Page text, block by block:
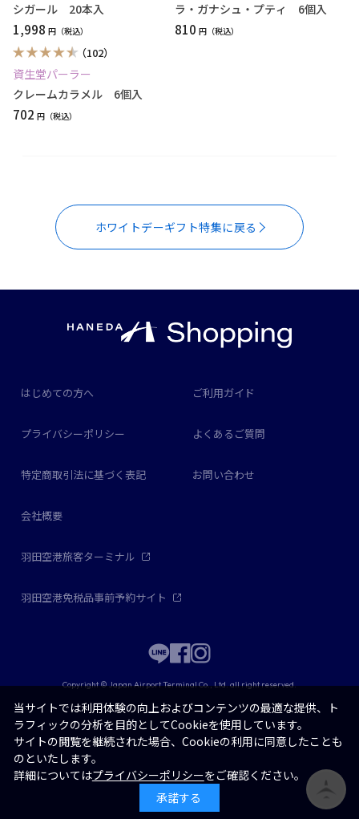
シガール 20本入
1,998 円
ラ・ガナシュ・プティ 6個入
810 円
（102）
資生堂パーラー
クレームカラメル 6個入
702 円
ホワイトデーギフト特集に戻る
はじめての方へ ご利用ガイド
プライバシーポリシー よくあるご質問
特定商取引法に基づく表記 お問い合わせ
会社概要
羽田空港旅客ターミナル
羽田空港免税品事前予約サイト
Copyright © Japan Airport Terminal Co., Ltd. all right reserved.
当サイトでは利用体験の向上およびコンテンツの最適な提供、ト
ラフィックの分析を目的としてCookieを使用しています。
サイトの閲覧を継続された場合、Cookieの利用に同意したことも
のといたします。
詳細についてはプライバシーポリシーをご確認ください。
承諾する